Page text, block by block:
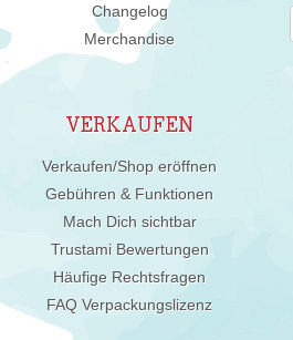
Changelog
Merchandise
VERKAUFEN
Verkaufen/Shop eröffnen
Gebühren & Funktionen
Mach Dich sichtbar
Trustami Bewertungen
Häufige Rechtsfragen
FAQ Verpackungslizenz